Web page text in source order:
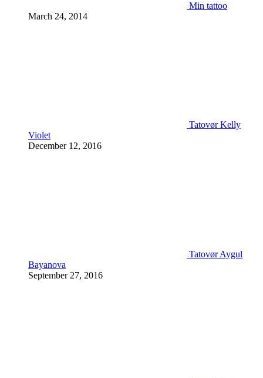
Min tattoo
March 24, 2014
Tatovør Kelly
Violet
December 12, 2016
Tatovør Aygul
Bayanova
September 27, 2016